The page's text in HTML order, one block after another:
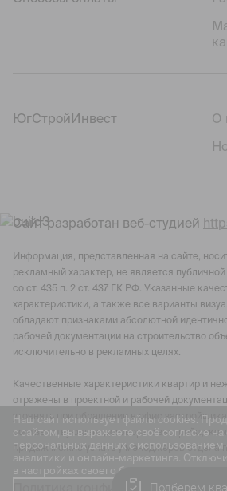
Наш сайт использует файлы cookies.
с сайтом, вы выражаете своё согласие на
персональных данных с использованием
аналитики и онлайн-маркетинга.
в настройках своего браузера.
ЮгСтройИнвест
О
Сайт разработан веб-студией
Информация, представленная на сайте,
рекламный характер, не является
со ст. 435 п. 2 ст. 437 ГК РФ. Указанные
характеристики, а также все варианты
обладают признаками абсолютной
рабочей документации на строительство
исключительно в рекламных целях.
Качественные характеристики квартир и
отражены в проектной и рабочей
уточнять при обращении в офис
соответствующего договора с
продаж можно узнать у менеджеров отдела
Политика конфиденциальности
Подберем